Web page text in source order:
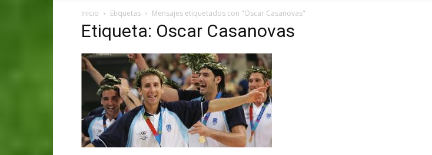
Inicio Etiquetas Mensajes etiquetados con "Oscar Casanovas"
Etiqueta: Oscar Casanovas